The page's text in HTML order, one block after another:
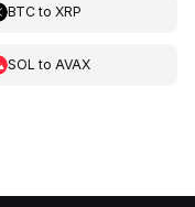
BTCto XRP
SOL to AVAX